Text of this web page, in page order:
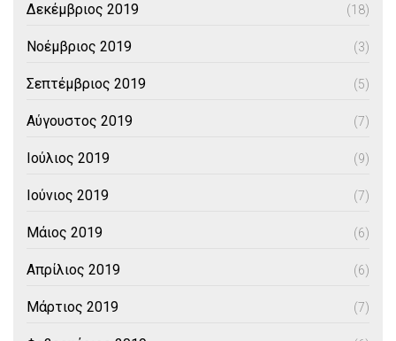
Δεκέμβριος 2019 (18)
Νοέμβριος 2019 (3)
Σεπτέμβριος 2019 (5)
Αύγουστος 2019 (7)
Ιούλιος 2019 (9)
Ιούνιος 2019 (7)
Μάιος 2019 (6)
Απρίλιος 2019 (6)
Μάρτιος 2019 (7)